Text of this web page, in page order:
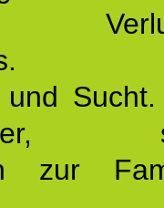
zur